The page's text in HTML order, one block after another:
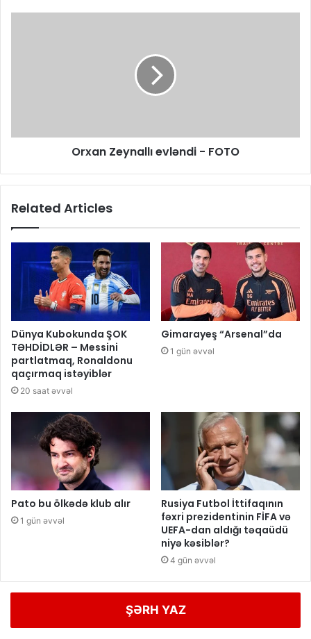
Orxan Zeynallı evləndi - FOTO
Related Articles
Dünya Kubokunda ŞOK
TƏHDİDLƏR – Messini
partlatmaq, Ronaldonu
qaçırmaq istəyiblər
20 saat əvvəl
Gimarayeş “Arsenal”da
1 gün əvvəl
Pato bu ölkədə klub alır
1 gün əvvəl
Rusiya Futbol İttifaqının
fəxri prezidentinin FİFA və
UEFA-dan aldığı təqaüdü
niyə kəsiblər?
4 gün əvvəl
ŞƏRH YAZ